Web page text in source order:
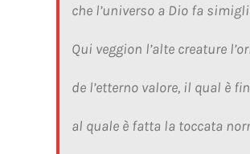
che l’universo a Dio fa
Qui veggion l’alte creature
de l’etterno valore, il qual è
al quale è fatta la toccata